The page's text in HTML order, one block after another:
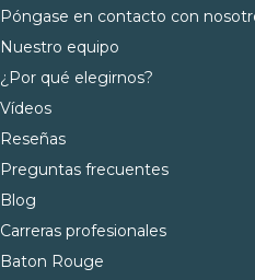
Póngase en contacto con
Nuestro equipo
¿Por qué elegirnos?
Vídeos
Reseñas
Preguntas frecuentes
Blog
Carreras profesionales
Baton Rouge